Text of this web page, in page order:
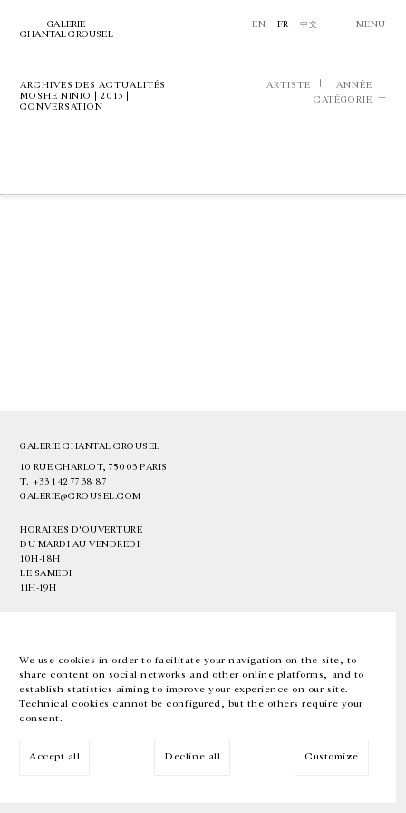
We use cookies in order to facilitate your navigation on the site, to
share content on social networks and other online platforms, and to
establish statistics aiming to improve your experience on our site.
Technical cookies cannot be configured, but the others require your
consent.
Accept all Decline all Customize
GALERIE
CHANTAL CROUSEL
EN FR 中文 MENU
ARCHIVES DES ACTUALITÉS
MOSHE NINIO | 2013 |
CONVERSATION
ARTISTE
ANNÉE
CATÉGORIE
GALERIE CHANTAL CROUSEL
10 RUE CHARLOT, 75003 PARIS
T. +33 1 42 77 38 87
GALERIE@CROUSEL.COM
HORAIRES D'OUVERTURE
DU MARDI AU VENDREDI
10H-18H
LE SAMEDI
11H-19H
EN FR 中文 Facebook Instagram
Inscrivez-vous à notre newsletter